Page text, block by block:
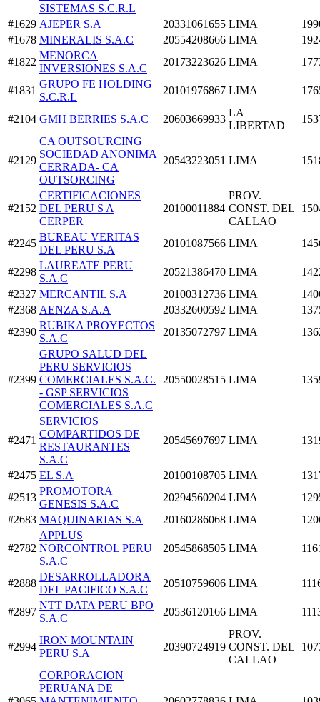
SISTEMAS S.C.R.L
#1629 AJEPER S.A 20331061655 LIMA
#1678 MINERALIS S.A.C 20554208666 LIMA
#1822
MENORCA
INVERSIONES S.A.C
20173223626 LIMA
#1831
GRUPO FE HOLDING
S.C.R.L
20101976867 LIMA
#2104 GMH BERRIES S.A.C 20603669933
LA
LIBERTAD
#2129
CA OUTSOURCING
SOCIEDAD ANONIMA
CERRADA- CA
OUTSORCING
20543223051 LIMA
#2152
CERTIFICACIONES
DEL PERU S A
CERPER
20100011884
PROV.
CONST. DEL
CALLAO
#2245
BUREAU VERITAS
DEL PERU S.A
20101087566 LIMA
#2298
LAUREATE PERU
S.A.C
20521386470 LIMA
#2327 MERCANTIL S.A 20100312736 LIMA
#2368 AENZA S.A.A 20332600592 LIMA
#2390
RUBIKA PROYECTOS
S.A.C
20135072797 LIMA
#2399
GRUPO SALUD DEL
PERU SERVICIOS
COMERCIALES S.A.C.
- GSP SERVICIOS
COMERCIALES S.A.C
20550028515 LIMA
#2471
SERVICIOS
COMPARTIDOS DE
RESTAURANTES
S.A.C
20545697697 LIMA
#2475 EL S.A 20100108705 LIMA
#2513
PROMOTORA
GENESIS S.A.C
20294560204 LIMA
#2683 MAQUINARIAS S.A 20160286068 LIMA
#2782
APPLUS
NORCONTROL PERU
S.A.C
20545868505 LIMA
#2888
DESARROLLADORA
DEL PACIFICO S.A.C
20510759606 LIMA
#2897
NTT DATA PERU BPO
S.A.C
20536120166 LIMA
#2994
IRON MOUNTAIN
PERU S.A
20390724919
PROV.
CONST. DEL
CALLAO
CORPORACION
PERUANA DE